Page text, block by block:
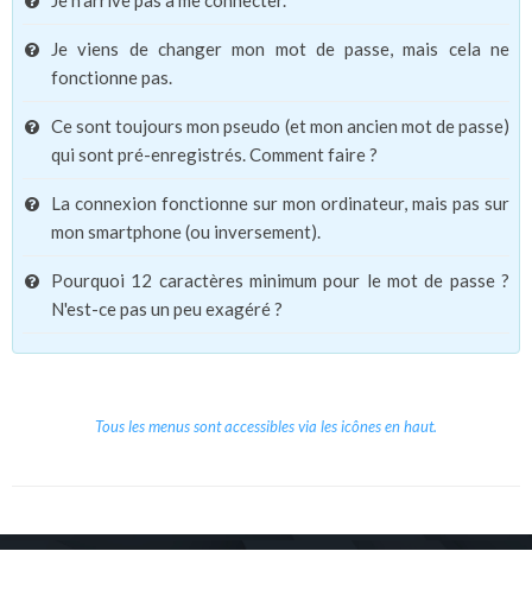
Je viens de changer mon mot de passe, mais cela ne
fonctionne pas.
Ce sont toujours mon pseudo (et mon ancien mot de passe)
qui sont pré-enregistrés. Comment faire ?
La connexion fonctionne sur mon ordinateur, mais pas sur
mon smartphone (ou inversement).
Pourquoi 12 caractères minimum pour le mot de passe ?
N'est-ce pas un peu exagéré ?
Tous les menus sont accessibles via les icônes en haut.